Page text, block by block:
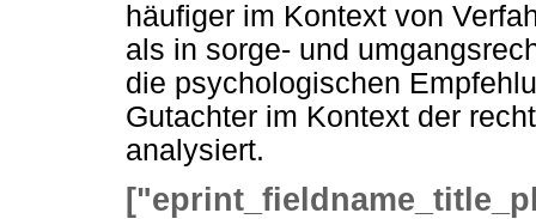
häufiger im Kontext von
als in sorge- und
die psychologischen
Gutachter im Kontext der
analysiert.